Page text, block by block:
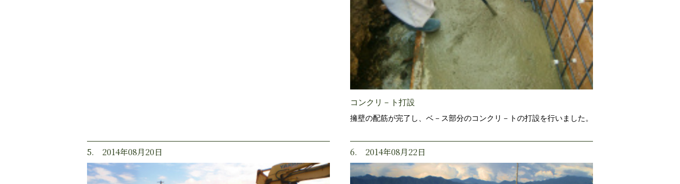
コンクリ－ト打設
擁壁の配筋が完了し、ベ－ス部分のコンクリ－トの打設を行いました。
5. 2014年08月20日 6. 2014年08月22日